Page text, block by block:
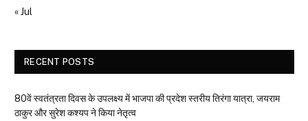
« Jul
RECENT POSTS
80वें स्वतंत्रता दिवस के उपलक्ष्य में भाजपा की प्रदेश स्तरीय तिरंगा यात्रा, जयराम
ठाकुर और सुरेश कश्यप ने किया नेतृत्व